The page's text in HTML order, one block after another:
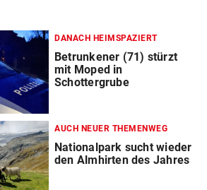
DANACH HEIMSPAZIERT
Betrunkener (71) stürzt
mit Moped in
Schottergrube
AUCH NEUER THEMENWEG
Nationalpark sucht wieder
den Almhirten des Jahres